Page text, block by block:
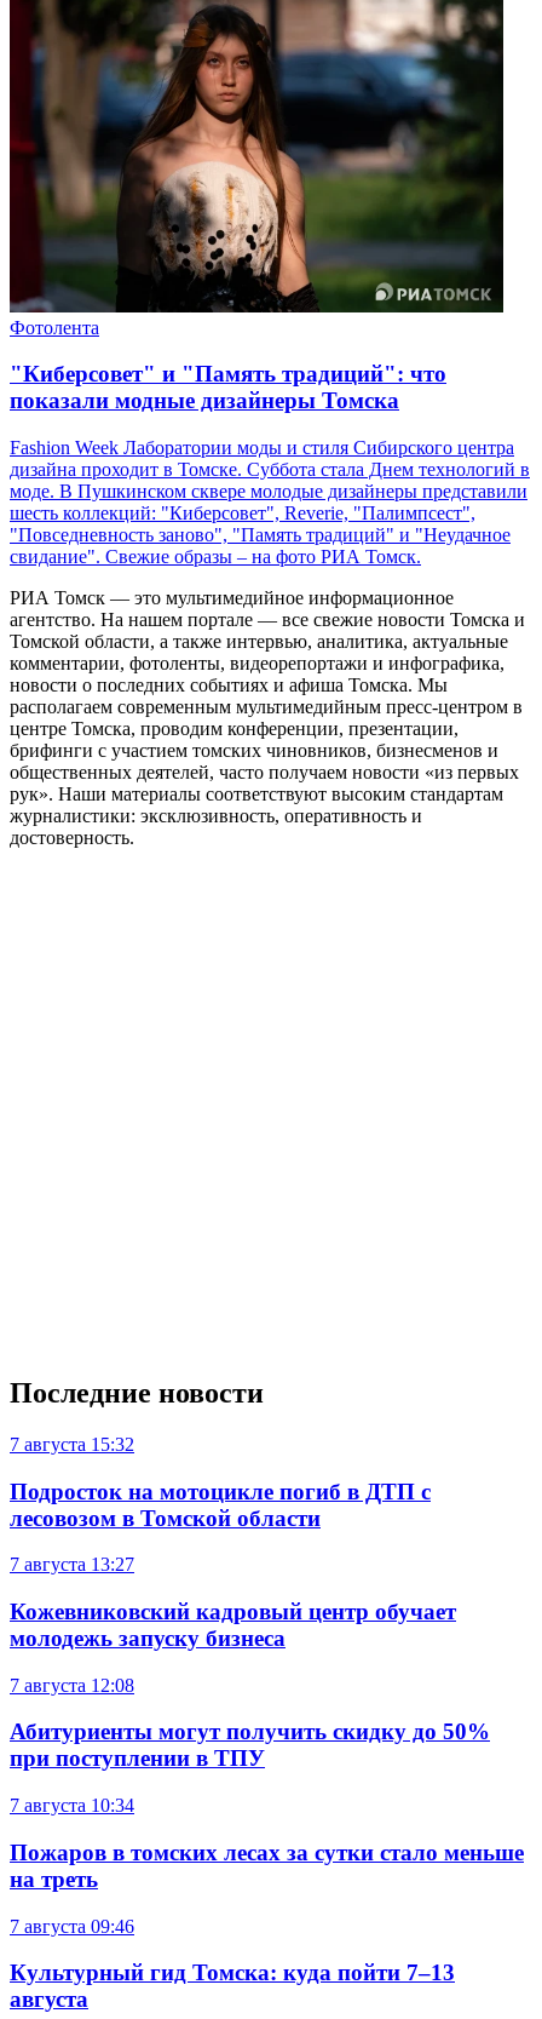
Фотолента
"Киберсовет" и "Память традиций": что
показали модные дизайнеры Томска
Fashion Week Лаборатории моды и стиля Сибирского центра
дизайна проходит в Томске. Суббота стала Днем технологий в
моде. В Пушкинском сквере молодые дизайнеры представили
шесть коллекций: "Киберсовет", Reverie, "Палимпсест",
"Повседневность заново", "Память традиций" и "Неудачное
свидание". Свежие образы – на фото РИА Томск.
РИА Томск — это мультимедийное информационное
агентство. На нашем портале — все свежие новости Томска и
Томской области, а также интервью, аналитика, актуальные
комментарии, фотоленты, видеорепортажи и инфографика,
новости о последних событиях и афиша Томска. Мы
располагаем современным мультимедийным пресс-центром в
центре Томска, проводим конференции, презентации,
брифинги с участием томских чиновников, бизнесменов и
общественных деятелей, часто получаем новости «из первых
рук». Наши материалы соответствуют высоким стандартам
журналистики: эксклюзивность, оперативность и
достоверность.
Последние новости
7 августа 15:32
Подросток на мотоцикле погиб в ДТП с
лесовозом в Томской области
7 августа 13:27
Кожевниковский кадровый центр обучает
молодежь запуску бизнеса
7 августа 12:08
Абитуриенты могут получить скидку до 50%
при поступлении в ТПУ
7 августа 10:34
Пожаров в томских лесах за сутки стало меньше
на треть
7 августа 09:46
Культурный гид Томска: куда пойти 7–13
августа